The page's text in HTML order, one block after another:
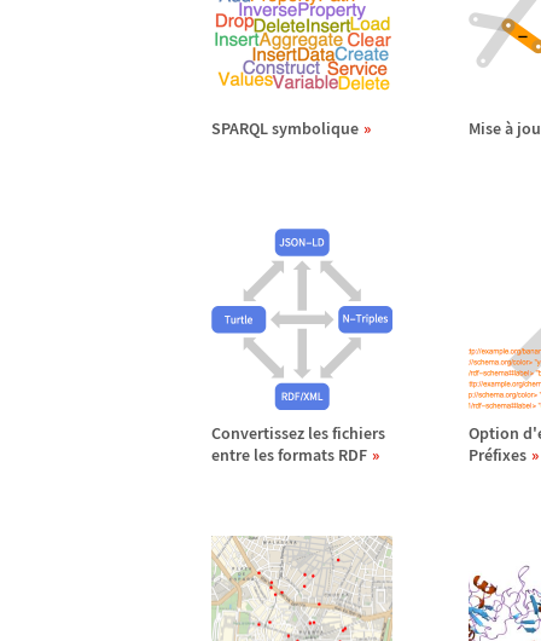
SPARQL symbolique Miseà
Convertissez les fichiers
entre les formats RDF
Option
Préfixes